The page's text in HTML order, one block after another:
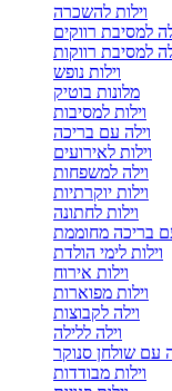
וילות להשכרה
למסיבת רווקים
למסיבת רווקות
וילות נופש
מלונות בוטיק
וילות למסיבות
וילה עם בריכה
וילות לאירועים
וילה למשפחות
וילות יוקרתיות
וילות לחתונה
בריכה מחוממת
וילות לימי הולדת
וילות אירוח
וילות מפוארות
וילה לקבוצות
וילה ללילה
עם שולחן סנוקר
וילות מבודדות